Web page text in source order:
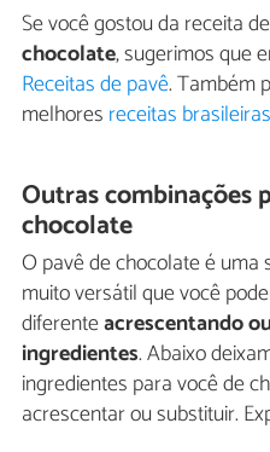
Se você gostou da receita de
chocolate, sugerimos que
Receitas de pavê. Também
melhores receitas brasileiras
Outras combinações
chocolate
O pavê de chocolate é
muito versátil que você
diferenteacrescentando
ingredientes. Abaixo
ingredientes para você de
acrescentar ou substituir.